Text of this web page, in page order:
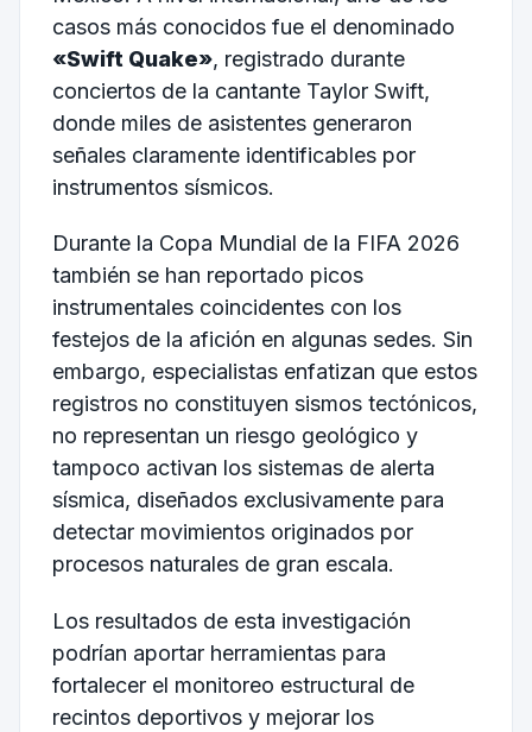
casos más conocidos fue el denominado
«Swift Quake», registrado durante
conciertos de la cantante Taylor Swift,
donde miles de asistentes generaron
señales claramente identificables por
instrumentos sísmicos.
Durante la Copa Mundial de la FIFA 2026
también se han reportado picos
instrumentales coincidentes con los
festejos de la afición en algunas sedes. Sin
embargo, especialistas enfatizan que estos
registros no constituyen sismos tectónicos,
no representan un riesgo geológico y
tampoco activan los sistemas de alerta
sísmica, diseñados exclusivamente para
detectar movimientos originados por
procesos naturales de gran escala.
Los resultados de esta investigación
podrían aportar herramientas para
fortalecer el monitoreo estructural de
recintos deportivos y mejorar los